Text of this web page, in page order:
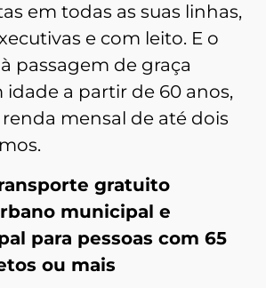
em todas as suas linhas,
e com leito. E o
passagem de graça
idade a partir de 60 anos,
mensal de até dois
gratuito
municipal e
para pessoas com 65
ou mais